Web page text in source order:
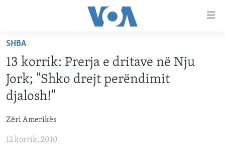
faqen
kryesore
Kalo
tek
faqja
Kalo
tek
FAQJA KRYESORE
KATEGORITË
AMERIKA
BOTA
DITARI
Learning English
FOLLOW US
SHBA
13 korrik: Prerja e dritave në Nju
Jork; "Shko drejt perëndimit
djalosh!"
Zëri Amerikës
12 korrik, 2010